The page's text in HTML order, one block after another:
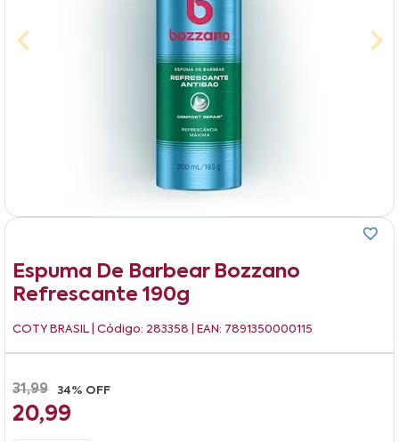
Espuma De Barbear Bozzano
Refrescante 190g
COTY BRASIL | Código: 283358 | EAN: 7891350000115
31,99 34% OFF
20,99